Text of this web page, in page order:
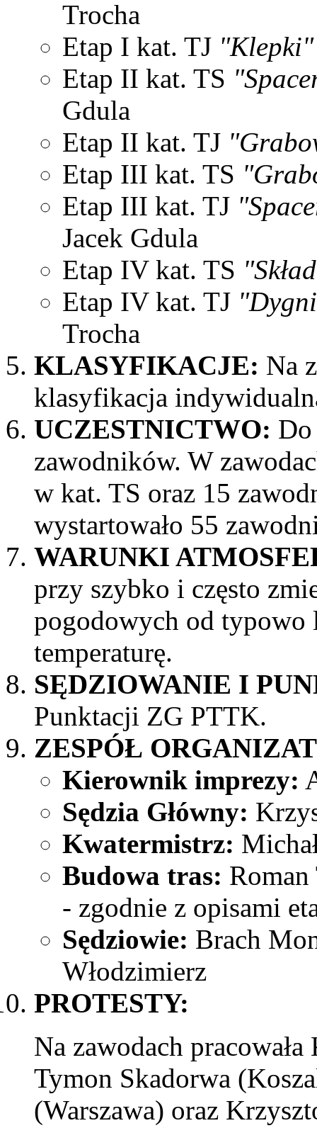
Trocha
Etap I kat. TJ "Klepki"
Etap II kat. TS
Gdula
Etap II kat. TJ
Etap III kat. TS
Etap III kat. TJ
Jacek Gdula
Etap IV kat. TS
Etap IV kat. TJ
Trocha
KLASYFIKACJE: Na
klasyfikacja
UCZESTNICTWO: Do
zawodników. W
w kat. TS oraz 15
wystartowało 55
WARUNKI
przy szybko i często
pogodowych od typowo
temperaturę.
SĘDZIOWANIE I
Punktacji ZG PTTK.
ZESPÓŁ
Kierownik imprezy:
Sędzia Główny:
Kwatermistrz:
Budowa tras: Roman
- zgodnie z opisami
Sędziowie: Brach
Włodzimierz
PROTESTY:
Na zawodach
Tymon Skadorwa
(Warszawa) oraz